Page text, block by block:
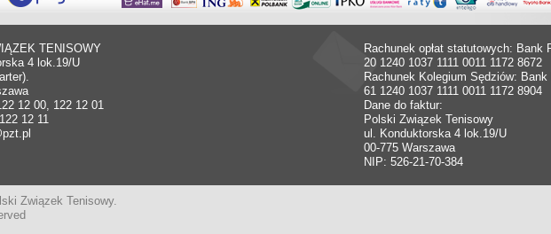
TENISOWY
4 lok.19/U
12 00, 122 12 01
12 11
Rachunek opłat statutowych: Bank
20 1240 1037 1111 0011 1172 8672
Rachunek Kolegium Sędziów:
61 1240 1037 1111 0011 1172 8904
Dane do faktur:
Polski Związek Tenisowy
ul. Konduktorska 4 lok.19/U
00-775 Warszawa
NIP: 526-21-70-384
Związek Tenisowy.